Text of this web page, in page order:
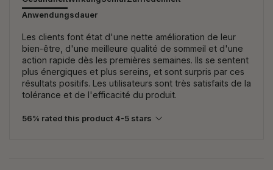
Anwendungsdauer
Les clients font état d'une nette amélioration de leur
bien-être, d'une meilleure qualité de sommeil et d'une
action rapide dès les premières semaines. Ils se sentent
plus énergiques et plus sereins, et sont surpris par ces
résultats positifs. Les utilisateurs sont très satisfaits de la
tolérance et de l'efficacité du produit.
56% rated this product 4-5 stars